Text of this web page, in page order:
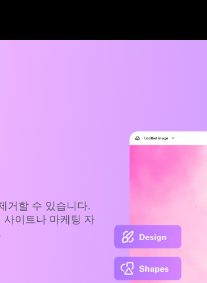
거할 수 있습니다.
사이트나 마케팅 자